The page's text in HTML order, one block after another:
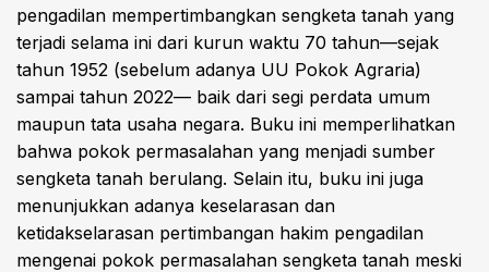
pengadilan mempertimbangkan sengketa tanah yang
terjadi selama ini dari kurun waktu 70 tahun—sejak
tahun 1952 (sebelum adanya UU Pokok Agraria)
sampai tahun 2022— baik dari segi perdata umum
maupun tata usaha negara. Buku ini memperlihatkan
bahwa pokok permasalahan yang menjadi sumber
sengketa tanah berulang. Selain itu, buku ini juga
menunjukkan adanya keselarasan dan
ketidakselarasan pertimbangan hakim pengadilan
mengenai pokok permasalahan sengketa tanah meski